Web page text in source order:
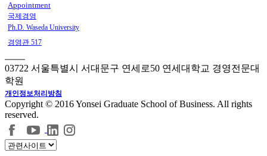
Appointment
국제경영
Ph.D. Waseda University
경영관 517
03722 서울특별시 서대문구 연세로50 연세대학교 경영전문대
학원
개인정보처리방침
Copyright © 2016 Yonsei Graduate School of Business. All rights
reserved.